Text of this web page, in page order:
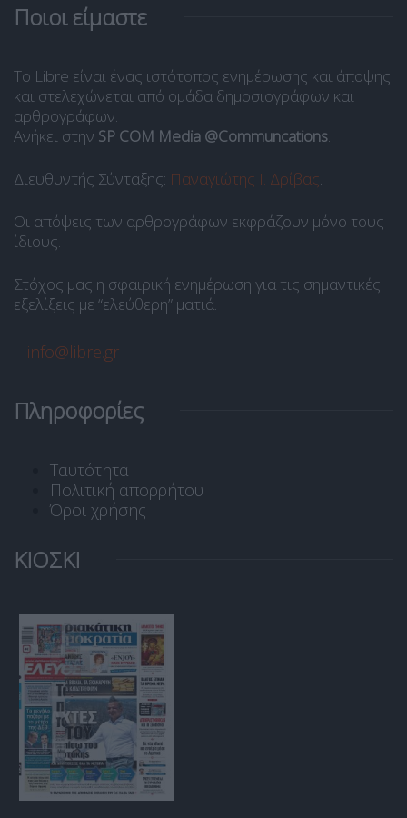
Ποιοι είμαστε
Το Libre είναι ένας ιστότοπος ενημέρωσης και άποψης
και στελεχώνεται από ομάδα δημοσιογράφων και
αρθρογράφων.
Ανήκει στην SP COM Media @Communcations.
Διευθυντής Σύνταξης: Παναγιώτης Ι. Δρίβας.
Οι απόψεις των αρθρογράφων εκφράζουν μόνο τους
ίδιους.
Στόχος μας η σφαιρική ενημέρωση για τις σημαντικές
εξελίξεις με “ελεύθερη” ματιά.
info@libre.gr
Πληροφορίες
Ταυτότητα
Πολιτική απορρήτου
Όροι χρήσης
ΚΙΟΣΚΙ